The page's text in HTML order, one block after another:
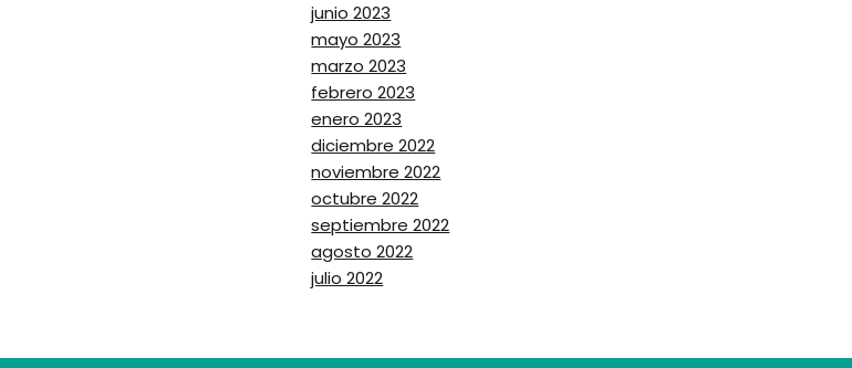
junio 2023
mayo 2023
marzo 2023
febrero 2023
enero 2023
diciembre 2022
noviembre 2022
octubre 2022
septiembre 2022
agosto 2022
julio 2022